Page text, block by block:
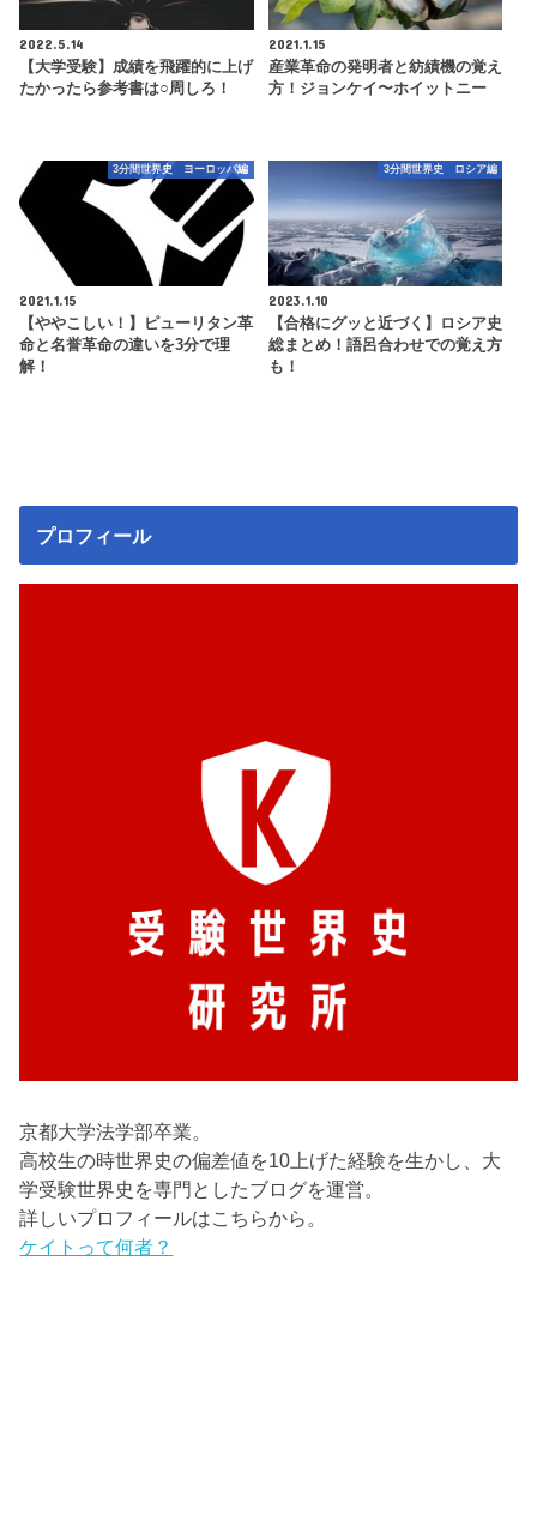
2022.5.14
【大学受験】成績を飛躍的に上げ
たかったら参考書は○周しろ！
2021.1.15
産業革命の発明者と紡績機の覚え
方！ジョンケイ〜ホイットニー
3分間世界史 ヨーロッパ編
2021.1.15
【ややこしい！】ピューリタン革
命と名誉革命の違いを3分で理
解！
3分間世界史 ロシア編
2023.1.10
【合格にグッと近づく】ロシア史
総まとめ！語呂合わせでの覚え方
も！
プロフィール
京都大学法学部卒業。
高校生の時世界史の偏差値を10上げた経験を生かし、大
学受験世界史を専門としたブログを運営。
詳しいプロフィールはこちらから。
ケイトって何者？